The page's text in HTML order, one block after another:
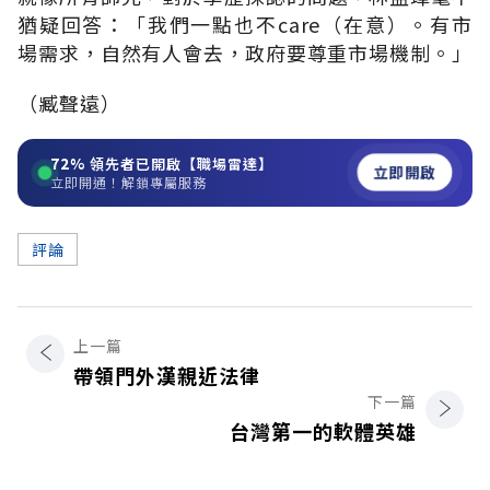
猶疑回答：「我們一點也不care（在意）。有市
場需求，自然有人會去，政府要尊重市場機制。」
（臧聲遠）
72% 領先者已開啟【職場雷達】
立即開通！解鎖專屬服務 立即開啟
評論
上一篇
帶領門外漢親近法律
下一篇
台灣第一的軟體英雄